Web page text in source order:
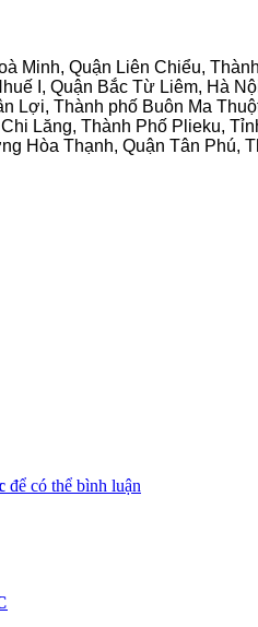
Minh, Quận Liên Chiểu,
I, Quận Bắc Từ Liêm, Hà
Lợi, Thành phố Buôn Ma
Lăng, Thành Phố Plieku,
Hòa Thạnh, Quận Tân Phú,
để có thể bình luận